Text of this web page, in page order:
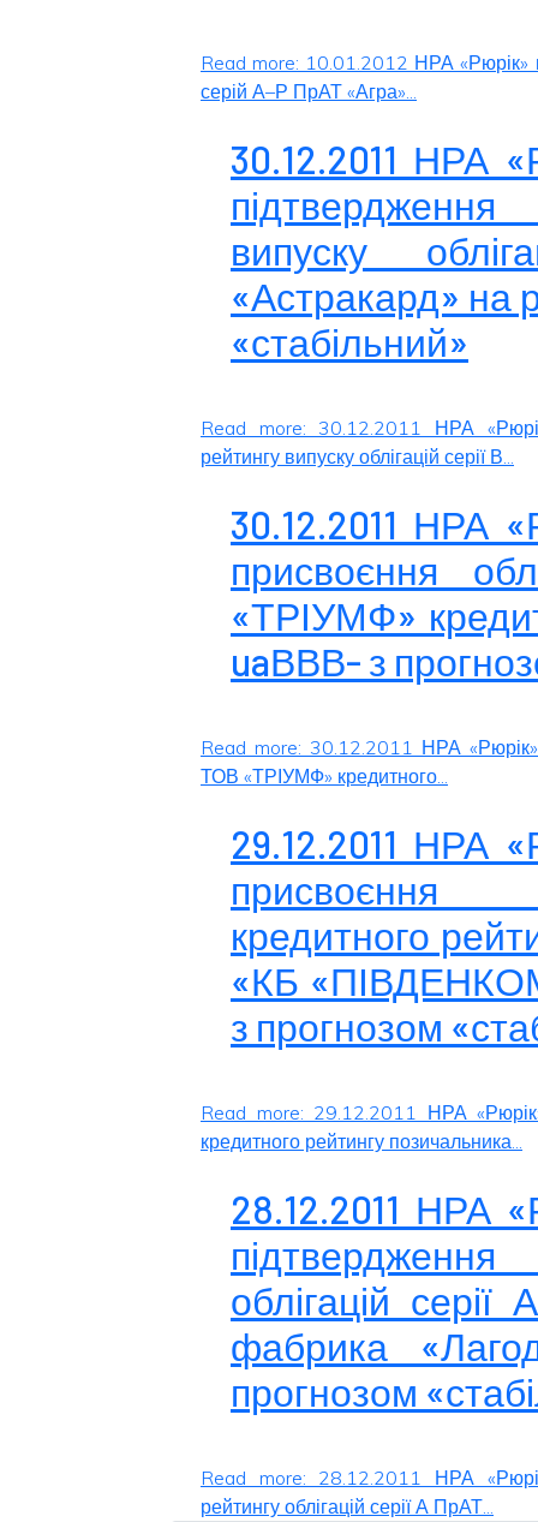
Read more: 10.01.2012 НРА «Рюрік»
серій А–Р ПрАТ «Агра»...
30.12.2011 НРА
підтвердження
випуску
«Астракард» на
«стабільний»
Read more: 30.12.2011 НРА
рейтингу випуску облігацій серії В...
30.12.2011 НРА
присвоєння
«ТРІУМФ»
uaВВВ- з
Read more: 30.12.2011 НРА «Рюрік»
ТОВ «ТРІУМФ» кредитного...
29.12.2011 НРА
присвоєння
кредитного
«КБ
з прогнозом
Read more: 29.12.2011 НРА
кредитного рейтингу позичальника...
28.12.2011 НРА
підтвердження
облігацій
фабрика
прогнозом
Read more: 28.12.2011 НРА
рейтингу облігацій серії А ПрАТ...